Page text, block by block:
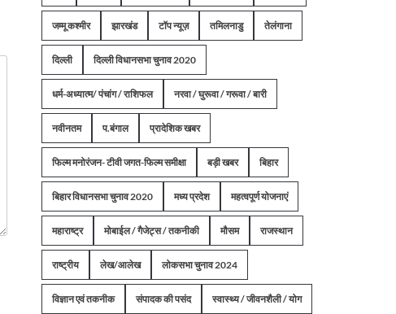
जम्मू कश्मीर झारखंड टॉप न्यूज़ तमिलनाडु तेलंगाना
दिल्ली दिल्ली विधानसभा चुनाव 2020
धर्म-अध्यात्म/ पंचांग / राशिफल नरवा / घुरूवा / गरूवा / बारी
नवीनतम प.बंगाल प्रादेशिक खबर
फिल्म मनोरंजन- टीवी जगत-फिल्म समीक्षा बड़ी खबर बिहार
बिहार विधानसभा चुनाव 2020 मध्य प्रदेश महत्वपूर्ण योजनाएं
महाराष्ट्र मोबाईल / गैजेट्स / तकनीकी मौसम राजस्थान
राष्ट्रीय लेख/आलेख लोकसभा चुनाव 2024
विज्ञान एवं तकनीक संपादक की पसंद स्वास्थ्य / जीवनशैली / योग